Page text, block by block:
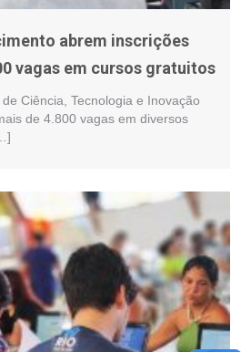
abrem inscrições
vagas em cursos gratuitos
Ciência, Tecnologia e Inovação
de 4.800 vagas em diversos